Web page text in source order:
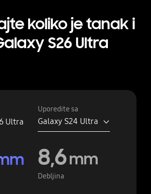
koliko je tanak i
S26 Ultra
Ultra
Uporedite sa
Galaxy S24 Ultra
8,6mm
Debljina